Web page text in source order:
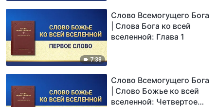
7:38
Слово Всемогущего Бога
| Слова Бога ко всей
вселенной: Глава 1
Слово Всемогущего Бога
| Слово Божье ко всей
вселенной: Четвертое